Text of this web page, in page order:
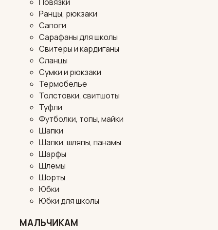
Повязки
Ранцы, рюкзаки
Сапоги
Сарафаны для школы
Свитеры и кардиганы
Сланцы
Сумки и рюкзаки
Термобелье
Толстовки, свитшоты
Туфли
Футболки, топы, майки
Шапки
Шапки, шляпы, панамы
Шарфы
Шлемы
Шорты
Юбки
Юбки для школы
МАЛЬЧИКАМ